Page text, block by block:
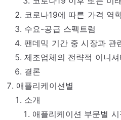
코로나19에 따른 가격 역
수요-공급 스펙트럼
팬데믹 기간 중 시장과 관
제조업체의 전략적 이니셔
결론
애플리케이션별
소개
애플리케이션 부문별